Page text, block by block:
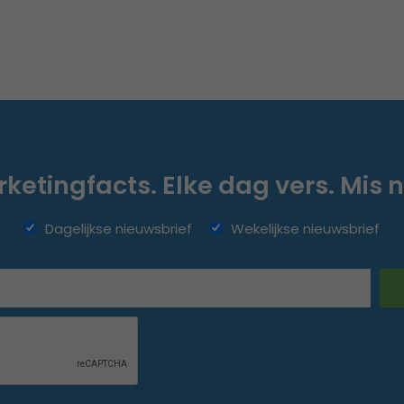
Elke dag vers. Mis
Dagelijkse nieuwsbrief Wekelijkse nieuwsbrief